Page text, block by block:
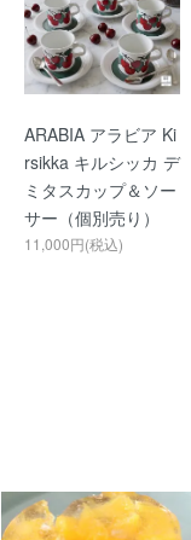
ARABIA アラビア Ki
rsikka キルシッカ デ
ミタスカップ＆ソー
サー（個別売り）
11,000円(税込)